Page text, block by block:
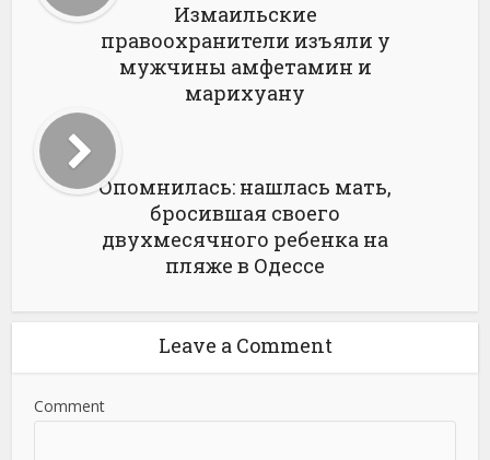
Измаильские
правоохранители изъяли у
мужчины амфетамин и
марихуану
Опомнилась: нашлась мать,
бросившая своего
двухмесячного ребенка на
пляже в Одессе
Leave a Comment
Comment